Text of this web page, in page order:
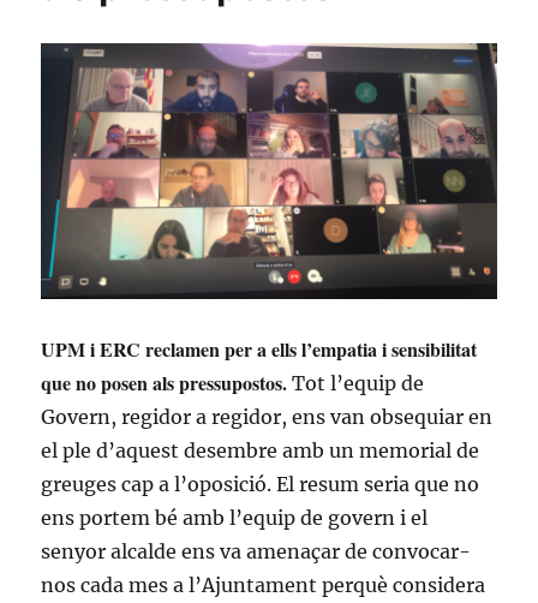
UPM i ERC reclamen per a ells l’empatia i sensibilitat
que no posen als pressupostos. Tot l’equip de
Govern, regidor a regidor, ens van obsequiar en
el ple d’aquest desembre amb un memorial de
greuges cap a l’oposició. El resum seria que no
ens portem bé amb l’equip de govern i el
senyor alcalde ens va amenaçar de convocar-
nos cada mes a l’Ajuntament perquè considera